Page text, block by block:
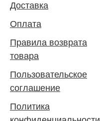
Доставка
Оплата
Правила возврата
товара
Пользовательское
соглашение
Политика